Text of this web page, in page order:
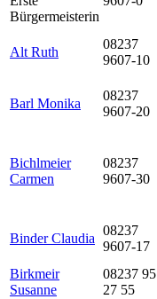
Bürgermeisterin
Alt Ruth
08237
9607-10
Barl Monika
08237
9607-20
Bichlmeier
Carmen
08237
9607-30
Binder Claudia
08237
9607-17
Birkmeir
Susanne
08237 95
27 55